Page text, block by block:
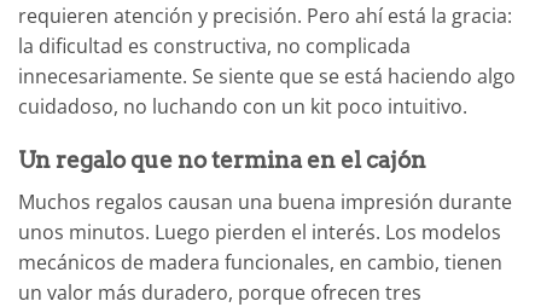
requieren atención y precisión. Pero ahí está la gracia:
la dificultad es constructiva, no complicada
innecesariamente. Se siente que se está haciendo algo
cuidadoso, no luchando con un kit poco intuitivo.
Un regalo que no termina en el cajón
Muchos regalos causan una buena impresión durante
unos minutos. Luego pierden el interés. Los modelos
mecánicos de madera funcionales, en cambio, tienen
un valor más duradero, porque ofrecen tres